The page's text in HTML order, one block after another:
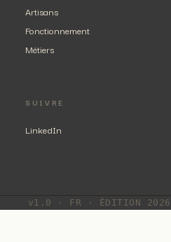
Artisans
Fonctionnement
Métiers
SUIVRE
LinkedIn
v1.0 · FR · ÉDITION 2026